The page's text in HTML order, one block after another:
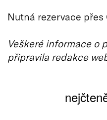
Nutná rezervace přes
Veškeré informace o
připravila redakce